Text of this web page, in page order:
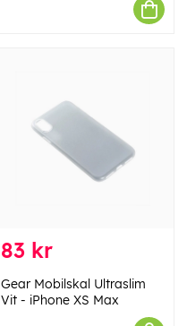
83 kr
Gear Mobilskal Ultraslim
Vit - iPhone XS Max